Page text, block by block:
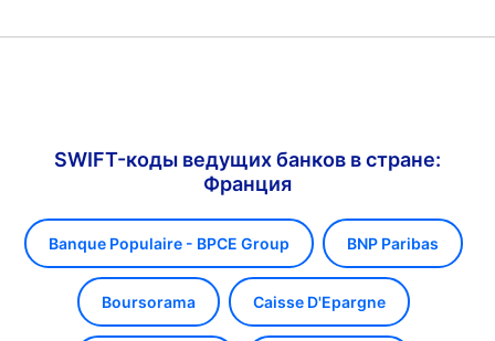
SWIFT-коды ведущих банков в стране:
Франция
Banque Populaire - BPCE Group BNP Paribas
Boursorama Caisse D'Epargne